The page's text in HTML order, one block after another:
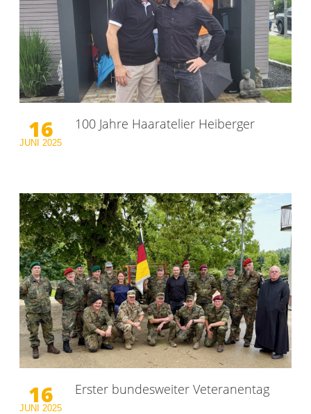
16
JUNI 2025
100 Jahre Haaratelier Heiberger
16
JUNI 2025
Erster bundesweiter Veteranentag